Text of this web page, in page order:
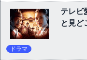
テレビ
と見ど
ドラマ